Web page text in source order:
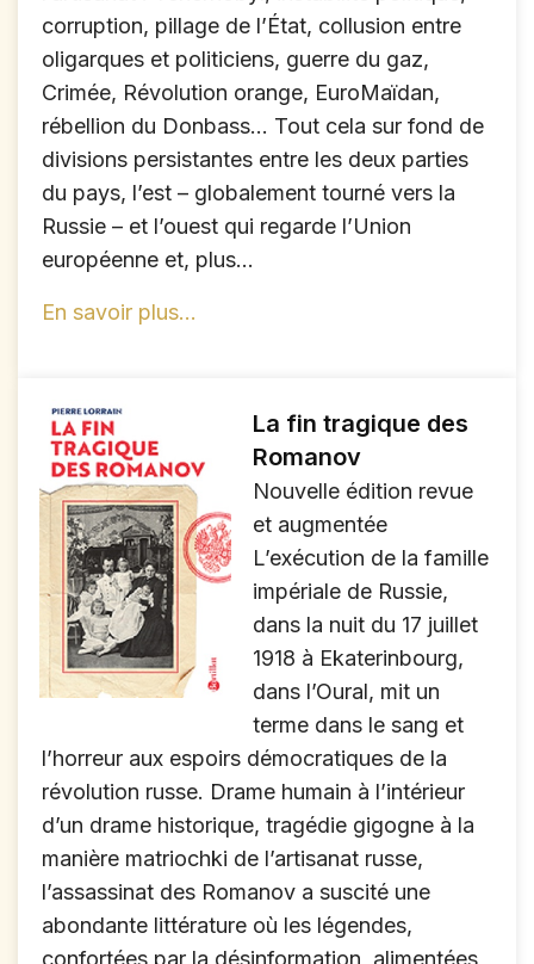
corruption, pillage de l’État, collusion entre
oligarques et politiciens, guerre du gaz,
Crimée, Révolution orange, EuroMaïdan,
rébellion du Donbass… Tout cela sur fond de
divisions persistantes entre les deux parties
du pays, l’est – globalement tourné vers la
Russie – et l’ouest qui regarde l’Union
européenne et, plus...
En savoir plus...
La fin tragique des
Romanov
Nouvelle édition revue
et augmentée
L’exécution de la famille
impériale de Russie,
dans la nuit du 17 juillet
1918 à Ekaterinbourg,
dans l’Oural, mit un
terme dans le sang et
l’horreur aux espoirs démocratiques de la
révolution russe. Drame humain à l’intérieur
d’un drame historique, tragédie gigogne à la
manière matriochki de l’artisanat russe,
l’assassinat des Romanov a suscité une
abondante littérature où les légendes,